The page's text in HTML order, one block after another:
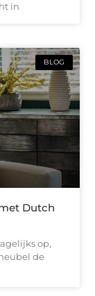
in
BLOG
Dutch
op,
de